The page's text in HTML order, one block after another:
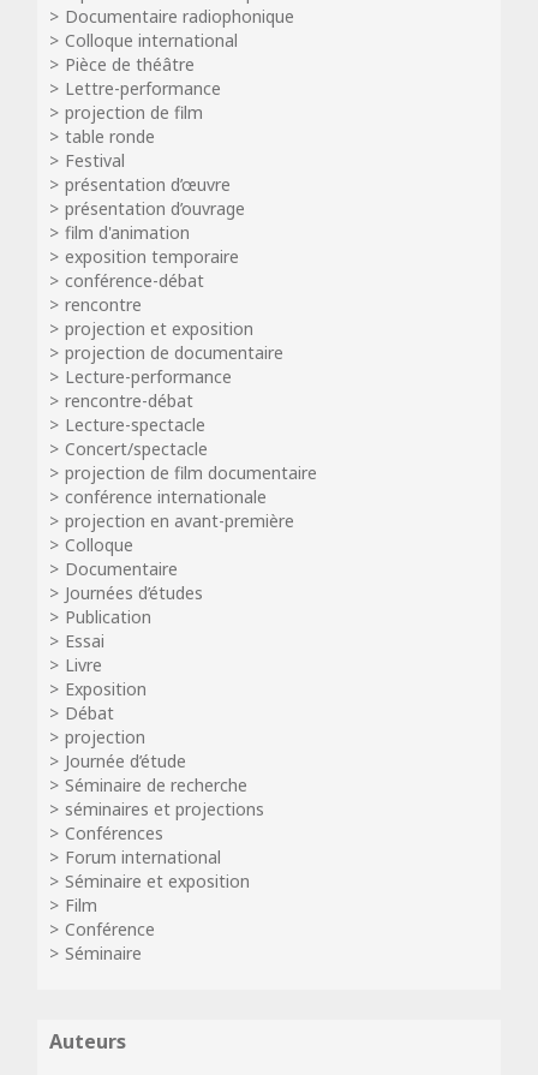
Documentaire radiophonique
Colloque international
Pièce de théâtre
Lettre-performance
projection de film
table ronde
Festival
présentation d’œuvre
présentation d’ouvrage
film d'animation
exposition temporaire
conférence-débat
rencontre
projection et exposition
projection de documentaire
Lecture-performance
rencontre-débat
Lecture-spectacle
Concert/spectacle
projection de film documentaire
conférence internationale
projection en avant-première
Colloque
Documentaire
Journées d’études
Publication
Essai
Livre
Exposition
Débat
projection
Journée d’étude
Séminaire de recherche
séminaires et projections
Conférences
Forum international
Séminaire et exposition
Film
Conférence
Séminaire
Auteurs